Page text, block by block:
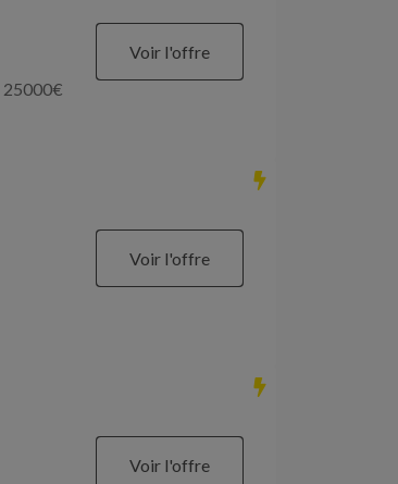
25000€
Voir l'offre
Voir l'offre
Voir l'offre